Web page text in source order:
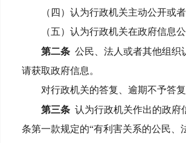
（四）认为行政机关主动公开或者
（五）认为行政机关在政府信息公
第二条 公民、法人或者其他组织
请获取政府信息。
对行政机关的答复、逾期不予答复
第三条 认为行政机关作出的政府
条第一款规定的“有利害关系的公民、